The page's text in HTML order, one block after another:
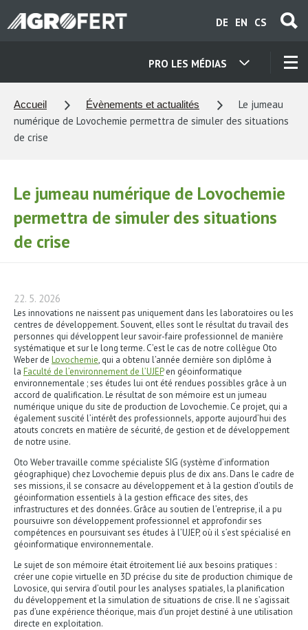
au
CS
EN
DE
PRO LES MÉDIAS
CONTACTS
CARRIÈRE
Accueil Évènements et actualités
Le jumeau
numérique de Lovochemie permettra de simuler des situations
de crise
Le jumeau numérique de Lovochemie
permettra de simuler des situations
de crise
22. 5. 2026
Les innovations ne naissent pas uniquement dans les laboratoires ou les
centres de développement. Souvent, elles sont le résultat du travail des
personnes qui développent leur savoir-faire professionnel de manière
systématique et sur le long terme. C’est le cas de notre collègue Oto
Weber de Lovochemie, qui a obtenu l’année dernière son diplôme à
la Faculté de l’environnement de l’UJEPen géoinformatique
environnementale ; ses études lui ont été rendues possibles grâce à un
accord de qualification. Le résultat de son mémoire est un jumeau
numérique unique du site de production de Lovochemie. Ce projet, qui a
également suscité l’intérêt des professionnels, apporte aujourd’hui des
atouts concrets en matière de sécurité, de gestion et de développement
de notre usine.
Oto Weber travaille comme spécialiste SIG (système d’information
géographique) chez Lovochemie depuis plus de dix ans. Dans le cadre de
ses missions, il se consacre au développement et à la gestion d’outils de
géoinformation essentiels à la gestion efficace des sites, des
infrastructures et des données. Grâce au soutien de l’entreprise, il a pu
poursuivre son développement professionnel et approfondir ses
compétences en poursuivant ses études à l’UJEP, où il s’est spécialisé en
géoinformatique environnementale.
Le sujet de son mémoire était étroitement lié aux besoins pratiques :
créer une copie virtuelle en 3D précise du site de production chimique de
Lovosice, qui servira d’outil pour les analyses spatiales, la planification
du développement et la simulation de situations de crise. Il ne s’agissait
pas d’une expérience théorique, mais d’un projet destiné à une utilisation
directe en exploitation.